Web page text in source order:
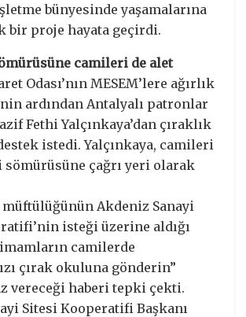
bünyesinde yaşamalarına
bir proje hayata geçirdi.
camileri de alet
Odası’nın MESEM’lere ağırlık
ardından Antalyalı patronlar
Fethi Yalçınkaya’dan çıraklık
istedi. Yalçınkaya, camileri
sömürüsüne çağrı yeri olarak
müftülüğünün Akdeniz Sanayi
isteği üzerine aldığı
camilerde
çırak okuluna gönderin”
vereceği haberi tepki çekti.
Sitesi Kooperatifi Başkanı